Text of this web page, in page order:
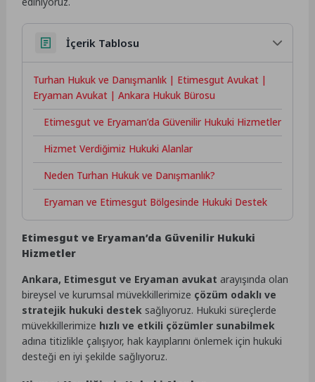
İçerik Tablosu
Turhan Hukuk ve Danışmanlık | Etimesgut Avukat |
Eryaman Avukat | Ankara Hukuk Bürosu
Etimesgut ve Eryaman’da Güvenilir Hukuki Hizmetler
Hizmet Verdiğimiz Hukuki Alanlar
Neden Turhan Hukuk ve Danışmanlık?
Eryaman ve Etimesgut Bölgesinde Hukuki Destek
Etimesgut ve Eryaman’da Güvenilir Hukuki
Hizmetler
Ankara, Etimesgut ve Eryaman avukat arayışında olan
bireysel ve kurumsal müvekkillerimize çözüm odaklı ve
stratejik hukuki destek sağlıyoruz. Hukuki süreçlerde
müvekkillerimize hızlı ve etkili çözümler sunabilmek
adına titizlikle çalışıyor, hak kayıplarını önlemek için hukuki
desteği en iyi şekilde sağlıyoruz.